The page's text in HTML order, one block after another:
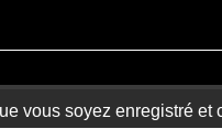
vous soyez enregistré